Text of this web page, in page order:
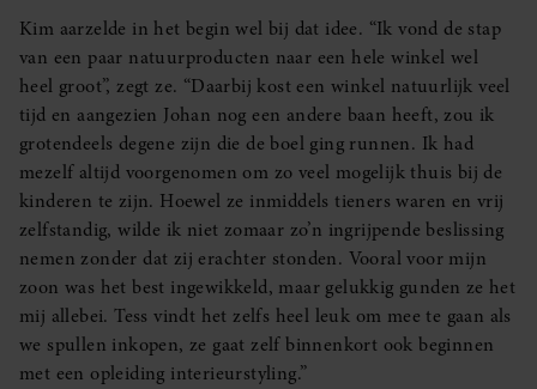
Kim aarzelde in het begin wel bij dat idee. “Ik vond de stap
van een paar natuurproducten naar een hele winkel wel
heel groot”, zegt ze. “Daarbij kost een winkel natuurlijk veel
tijd en aangezien Johan nog een andere baan heeft, zou ik
grotendeels degene zijn die de boel ging runnen. Ik had
mezelf altijd voorgenomen om zo veel mogelijk thuis bij de
kinderen te zijn. Hoewel ze inmiddels tieners waren en vrij
zelfstandig, wilde ik niet zomaar zo’n ingrijpende beslissing
nemen zonder dat zij erachter stonden. Vooral voor mijn
zoon was het best ingewikkeld, maar gelukkig gunden ze het
mij allebei. Tess vindt het zelfs heel leuk om mee te gaan als
we spullen inkopen, ze gaat zelf binnenkort ook beginnen
met een opleiding interieurstyling.”